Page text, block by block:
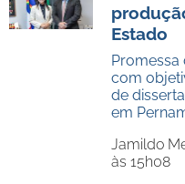
Estado
Promessa
com
de
em
Jamildo
às 15h08